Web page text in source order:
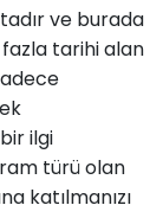
ve burada
tarihi alan
ilgi
türü olan
katılmanızı